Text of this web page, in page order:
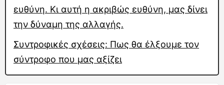
ευθύνη. Κι αυτή η ακριβώς ευθύνη, μας δίνει
την δύναμη της αλλαγής.
Συντροφικές σχέσεις: Πως θα έλξουμε τον
σύντροφο που μας αξίζει